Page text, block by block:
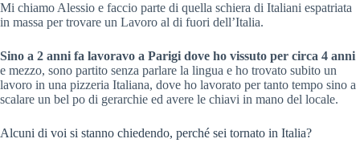
Mi chiamo Alessio e faccio parte di quella schiera di Italiani espatriata
in massa per trovare un Lavoro al di fuori dell’Italia.
Sino a 2 anni fa lavoravo a Parigi dove ho vissuto per circa 4 anni
e mezzo, sono partito senza parlare la lingua e ho trovato subito un
lavoro in una pizzeria Italiana, dove ho lavorato per tanto tempo sino a
scalare un bel po di gerarchie ed avere le chiavi in mano del locale.
Alcuni di voi si stanno chiedendo, perché sei tornato in Italia?